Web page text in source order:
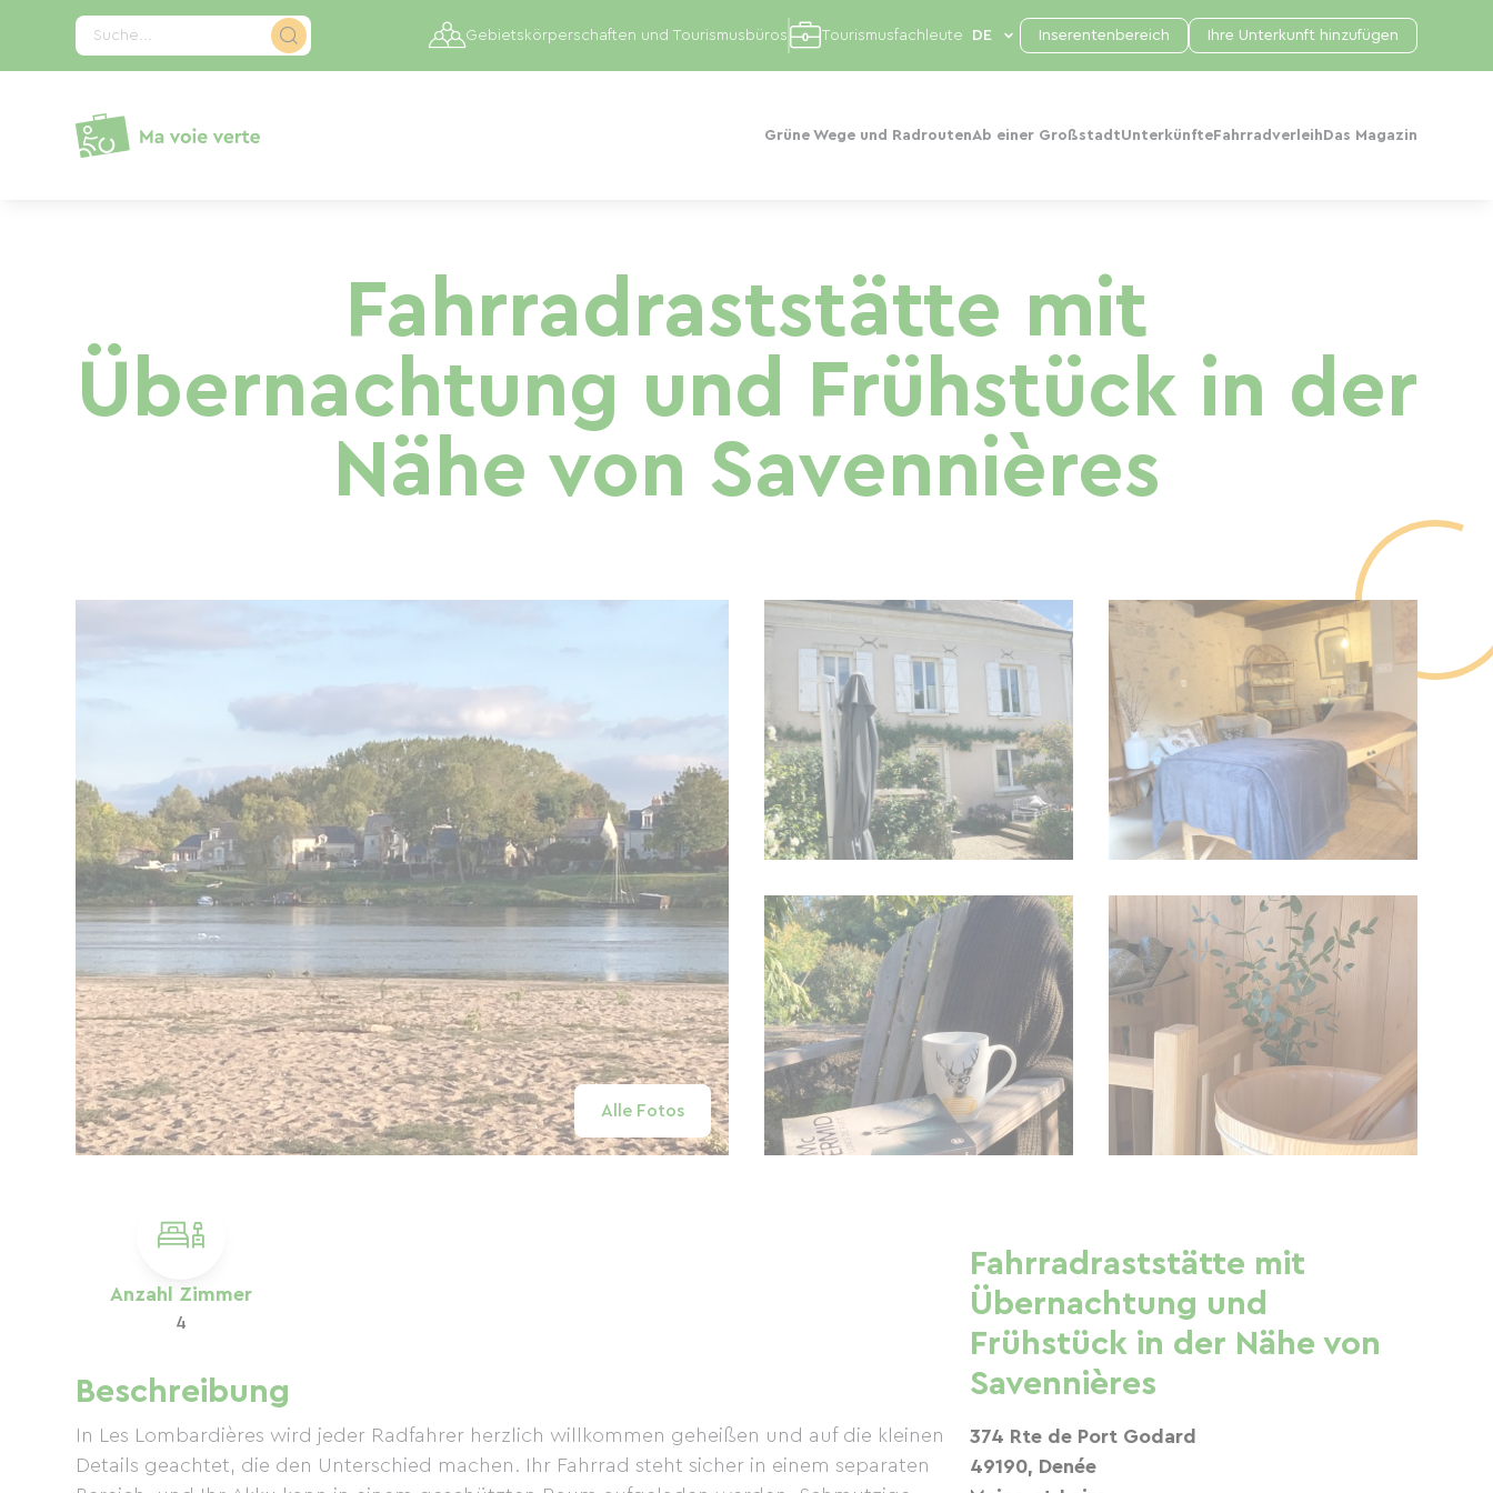
Suche...
Grüne Wege und RadroutenAb einer GroßstadtUnterkünfte Fahrradverleih Das Magazin
Gebietskörperschaften und Tourismusbüros Tourismusfachleute Inserentenbereich Ihre Unterkunft hinzufügen
Fahrradraststätte mit
Übernachtung und Frühstück in der
Nähe von Savennières
Alle Fotos
Anzahl Zimmer
4
Beschreibung
In Les Lombardières wird jeder Radfahrer herzlich willkommen geheißen und auf die kleinen
Details geachtet, die den Unterschied machen. Ihr Fahrrad steht sicher in einem separaten
Fahrradraststätte mit
Übernachtung und
Frühstück in der Nähe von
Savennières
374 Rte de Port Godard
49190, Denée
Cookie-Einstellungen